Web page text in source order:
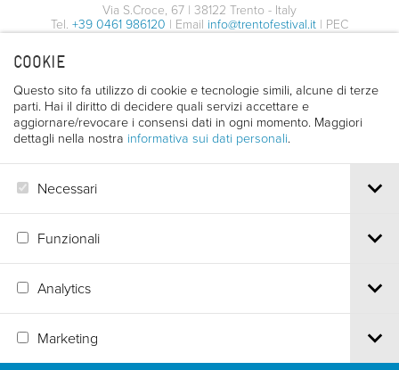
COOKIE
Questo sito fa utilizzo di cookie e tecnologie simili, alcune di terze
parti. Hai il diritto di decidere quali servizi accettare e
aggiornare/revocare i consensi dati in ogni momento. Maggiori
dettagli nella nostra informativa sui dati personali.
Necessari
Funzionali
Analytics
Marketing
Via S.Croce, 67 | 38122 Trento - Italy
Tel. +39 0461 986120 | Email info@trentofestival.it | PEC
trentofilmfestival@pec.it